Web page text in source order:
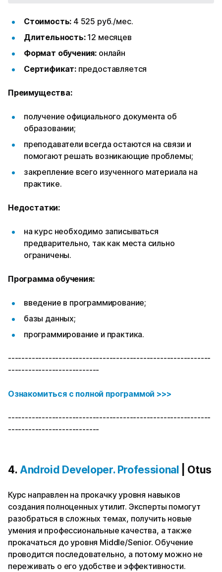
Стоимость: 4 525 руб./мес.
Длительность: 12 месяцев
Формат обучения: онлайн
Сертификат: предоставляется
Преимущества:
получение официального документа об
образовании;
преподаватели всегда остаются на связи и
помогают решать возникающие проблемы;
закрепление всего изученного материала на
практике.
Недостатки:
на курс необходимо записываться
предварительно, так как места сильно
ограничены.
Программа обучения:
введение в программирование;
базы данных;
программирование и практика.
------------------------------------------------------------
---------------------------
Ознакомиться с полной программой >>>
------------------------------------------------------------
---------------------------
4. Android Developer. Professional | Otus
Курс направлен на прокачку уровня навыков
создания полноценных утилит. Эксперты помогут
разобраться в сложных темах, получить новые
умения и профессиональные качества, а также
прокачаться до уровня Middle/Senior. Обучение
проводится последовательно, а потому можно не
переживать о его удобстве и эффективности.